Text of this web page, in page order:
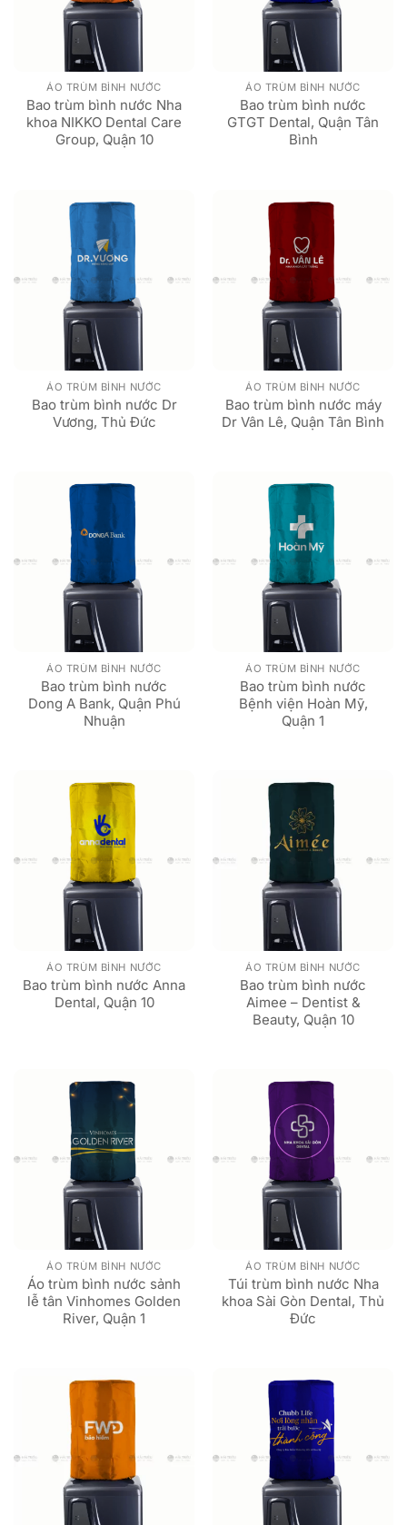
ÁO TRÙM BÌNH NƯỚC
Bao trùm bình nước Nha
khoa NIKKO Dental Care
Group, Quận 10
ÁO TRÙM BÌNH NƯỚC
Bao trùm bình nước
GTGT Dental, Quận Tân
Bình
ÁO TRÙM BÌNH NƯỚC
Bao trùm bình nước Dr
Vương, Thủ Đức
ÁO TRÙM BÌNH NƯỚC
Bao trùm bình nước máy
Dr Vân Lê, Quận Tân Bình
ÁO TRÙM BÌNH NƯỚC
Bao trùm bình nước
Dong A Bank, Quận Phú
Nhuận
ÁO TRÙM BÌNH NƯỚC
Bao trùm bình nước
Bệnh viện Hoàn Mỹ,
Quận 1
ÁO TRÙM BÌNH NƯỚC
Bao trùm bình nước Anna
Dental, Quận 10
ÁO TRÙM BÌNH NƯỚC
Bao trùm bình nước
Aimee – Dentist &
Beauty, Quận 10
ÁO TRÙM BÌNH NƯỚC
Áo trùm bình nước sảnh
lễ tân Vinhomes Golden
River, Quận 1
ÁO TRÙM BÌNH NƯỚC
Túi trùm bình nước Nha
khoa Sài Gòn Dental, Thủ
Đức